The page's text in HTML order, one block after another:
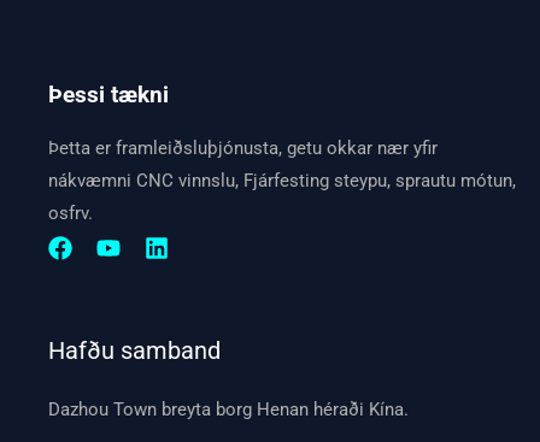
Þessi tækni
Þetta er framleiðsluþjónusta, getu okkar nær yfir
nákvæmni CNC vinnslu, Fjárfesting steypu, sprautu mótun,
osfrv.
Hafðu samband
Dazhou Town breyta borg Henan héraði Kína.